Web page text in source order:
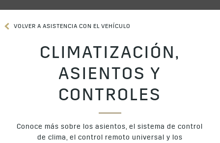
VOLVER A ASISTENCIA CON EL VEHÍCULO
CLIMATIZACIÓN,
ASIENTOS Y
CONTROLES
Conoce más sobre los asientos, el sistema de control
de clima, el control remoto universal y los